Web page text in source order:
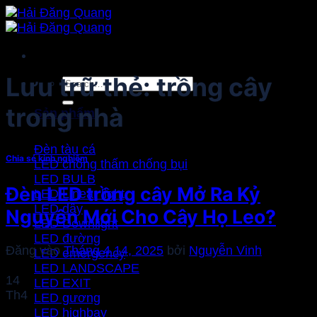
Bỏ
qua
dung
Search
for:
Sản phẩm
Đèn tàu cá
LED chống thấm chống bụi
LED BULB
LED Linear light
LED dây
LED Downlight
LED đường
LED emergency
LED LANDSCAPE
LED EXIT
LED gương
LED highbay
Lưu trữ thẻ:trồng cây
trong nhà
Chia sẻ kinh nghiệm
Đèn LED trồng cây Mở Ra Kỷ
Nguyên Mới Cho Cây Họ Leo?
Đăng vàoTháng 4 14, 2025 bởi Nguyễn Vinh
14
Th4